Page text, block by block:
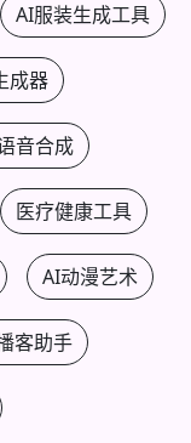
AI服装生成工具
成器
音合成
医疗健康工具
AI动漫艺术
客助手